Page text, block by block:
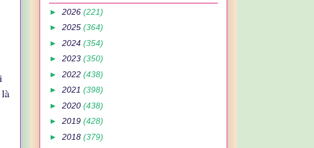
► 2026 (221)
► 2025 (364)
► 2024 (354)
► 2023 (350)
► 2022 (438)
► 2021 (398)
► 2020 (438)
► 2019 (428)
► 2018 (379)